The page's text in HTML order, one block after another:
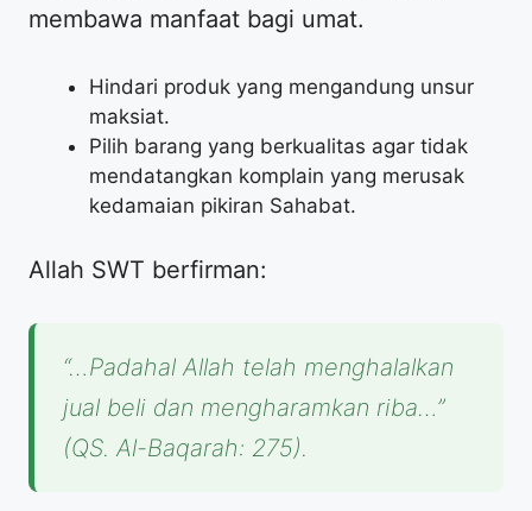
membawa manfaat bagi umat.
Hindari produk yang mengandung unsur
maksiat.
Pilih barang yang berkualitas agar tidak
mendatangkan komplain yang merusak
kedamaian pikiran Sahabat.
Allah SWT berfirman:
“…Padahal Allah telah menghalalkan
jual beli dan mengharamkan riba…”
(QS. Al-Baqarah: 275).